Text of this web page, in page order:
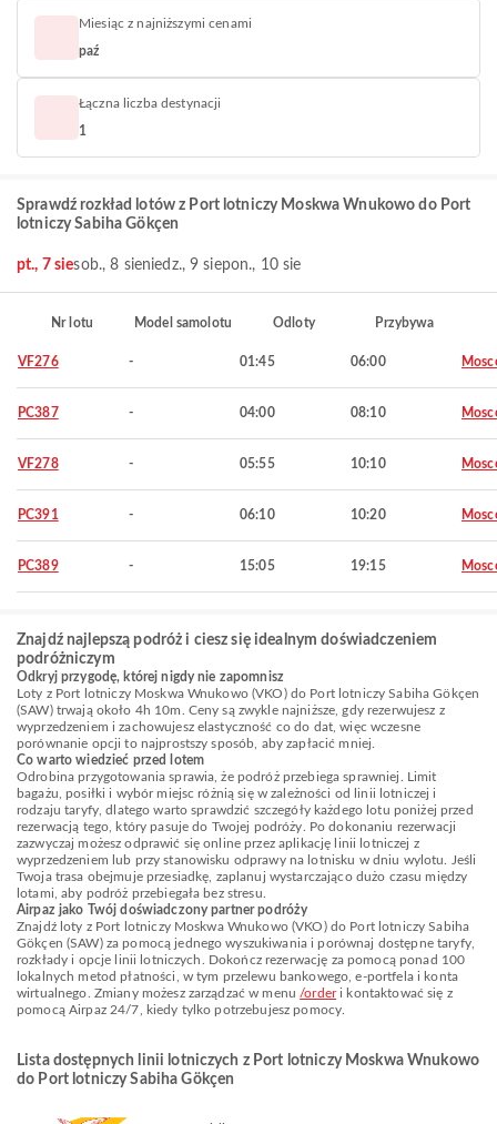
Miesiąc z najniższymi cenami
paź
Łączna liczba destynacji
1
Sprawdź rozkład lotów z Port lotniczy Moskwa Wnukowo do Port
lotniczy Sabiha Gökçen
pt., 7 siesob., 8 sieniedz., 9 siepon., 10 sie
Nr lotu Model samolotu Odloty Przybywa
VF276 - 01:45 06:00
PC387 - 04:00 08:10
VF278 - 05:55 10:10
PC391 - 06:10 10:20
PC389 - 15:05 19:15
Znajdź najlepszą podróż i ciesz się idealnym doświadczeniem
podróżniczym
Odkryj przygodę, której nigdy nie zapomnisz
Loty z Port lotniczy Moskwa Wnukowo (VKO) do Port lotniczy Sabiha Gökçen
(SAW) trwają około 4h 10m. Ceny są zwykle najniższe, gdy rezerwujesz z
wyprzedzeniem i zachowujesz elastyczność co do dat, więc wczesne
porównanie opcji to najprostszy sposób, aby zapłacić mniej.
Co warto wiedzieć przed lotem
Odrobina przygotowania sprawia, że podróż przebiega sprawniej. Limit
bagażu, posiłki i wybór miejsc różnią się w zależności od linii lotniczej i
rodzaju taryfy, dlatego warto sprawdzić szczegóły każdego lotu poniżej przed
rezerwacją tego, który pasuje do Twojej podróży. Po dokonaniu rezerwacji
zazwyczaj możesz odprawić się online przez aplikację linii lotniczej z
wyprzedzeniem lub przy stanowisku odprawy na lotnisku w dniu wylotu. Jeśli
Twoja trasa obejmuje przesiadkę, zaplanuj wystarczająco dużo czasu między
lotami, aby podróż przebiegała bez stresu.
Airpaz jako Twój doświadczony partner podróży
Znajdź loty z Port lotniczy Moskwa Wnukowo (VKO) do Port lotniczy Sabiha
Gökçen (SAW) za pomocą jednego wyszukiwania i porównaj dostępne taryfy,
rozkłady i opcje linii lotniczych. Dokończ rezerwację za pomocą ponad 100
lokalnych metod płatności, w tym przelewu bankowego, e-portfela i konta
wirtualnego. Zmiany możesz zarządzać w menu /orderi kontaktować się z
pomocą Airpaz 24/7, kiedy tylko potrzebujesz pomocy.
Lista dostępnych linii lotniczych z Port lotniczy Moskwa Wnukowo
do Port lotniczy Sabiha Gökçen